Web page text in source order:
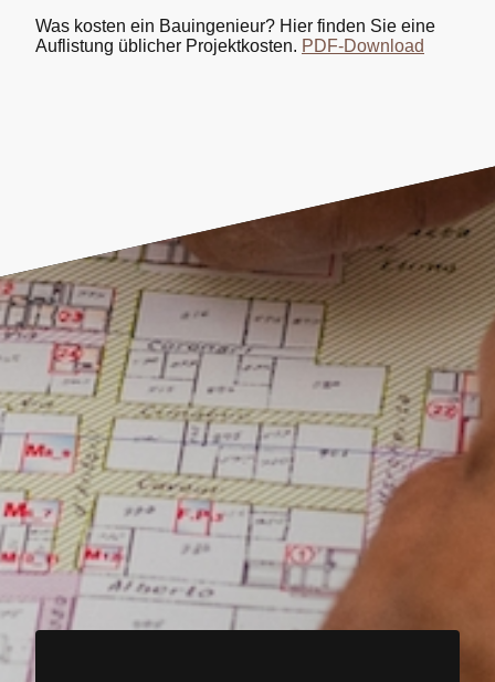
Was kosten ein Bauingenieur? Hier finden Sie eine
Auflistung üblicher Projektkosten. PDF-Download